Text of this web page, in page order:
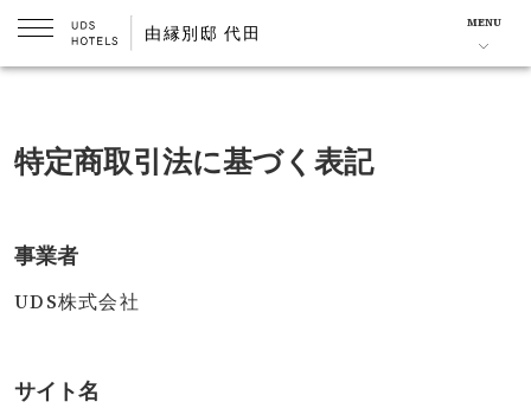
由縁別邸 代田 MENU
特定商取引法に基づく表記
事業者
UDS株式会社
サイト名